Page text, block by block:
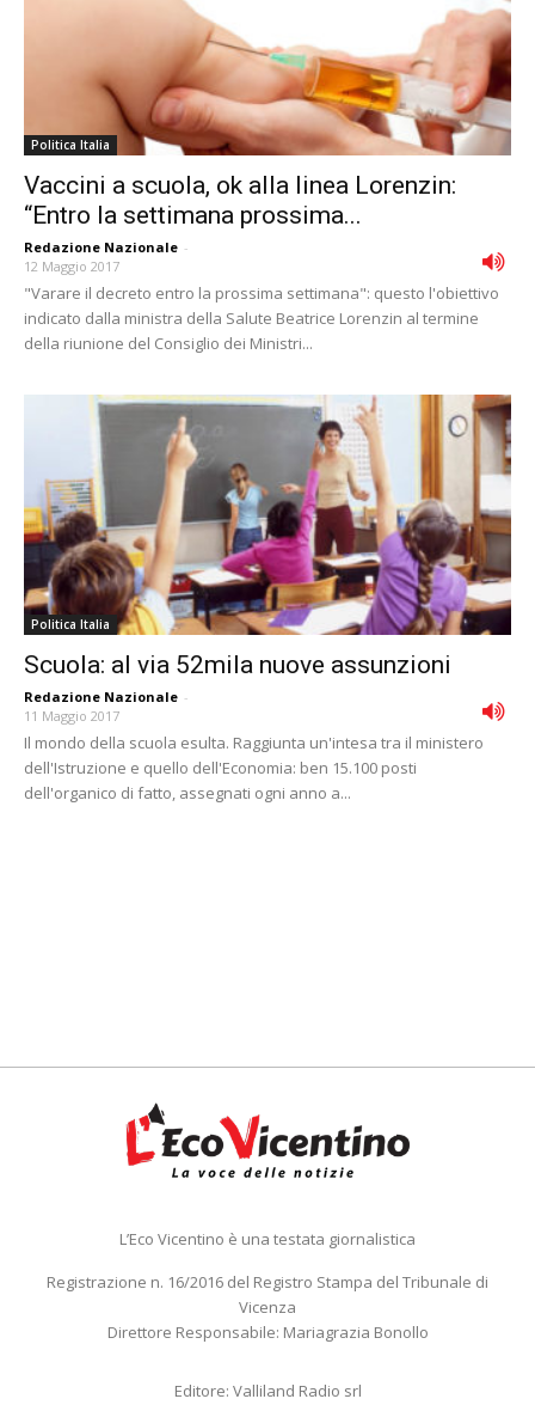
Politica Italia
Vaccini a scuola, ok alla linea Lorenzin:
“Entro la settimana prossima...
Redazione Nazionale -
12 Maggio 2017
"Varare il decreto entro la prossima settimana": questo l'obiettivo
indicato dalla ministra della Salute Beatrice Lorenzin al termine
della riunione del Consiglio dei Ministri...
Politica Italia
Scuola: al via 52mila nuove assunzioni
Redazione Nazionale -
11 Maggio 2017
Il mondo della scuola esulta. Raggiunta un'intesa tra il ministero
dell'Istruzione e quello dell'Economia: ben 15.100 posti
dell'organico di fatto, assegnati ogni anno a...
L’Eco Vicentino è una testata giornalistica
Registrazione n. 16/2016 del Registro Stampa del Tribunale di
Vicenza
Direttore Responsabile: Mariagrazia Bonollo
Editore: Valliland Radio srl